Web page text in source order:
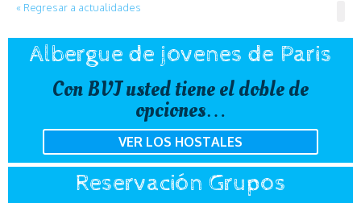
« Regresar a actualidades
Albergue de jovenes de Paris
Con BVJ usted tiene el doble de
opciones…
VER LOS HOSTALES
Reservación Grupos